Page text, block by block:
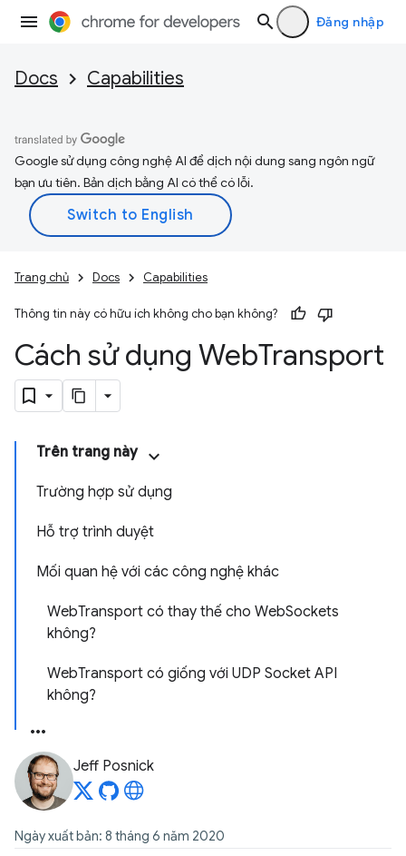
Đăng nhập
Docs Capabilities
Google sử dụng công nghệ AI để dịch nội dung sang ngôn ngữ
bạn ưu tiên. Bản dịch bằng AI có thể có lỗi.
Trang chủ Docs Capabilities
Thông tin này có hữu ích không cho bạn không?
Cách sử dụng WebTransport
Trên trang này
Trường hợp sử dụng
Hỗ trợ trình duyệt
Mối quan hệ với các công nghệ khác
WebTransport có thay thế cho WebSockets
không?
WebTransport có giống với UDP Socket API
không?
Jeff Posnick
Ngày xuất bản: 8 tháng 6 năm 2020